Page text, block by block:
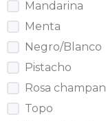
Mandarina
Menta
Negro/Blanco
Pistacho
Rosa champan
Topo